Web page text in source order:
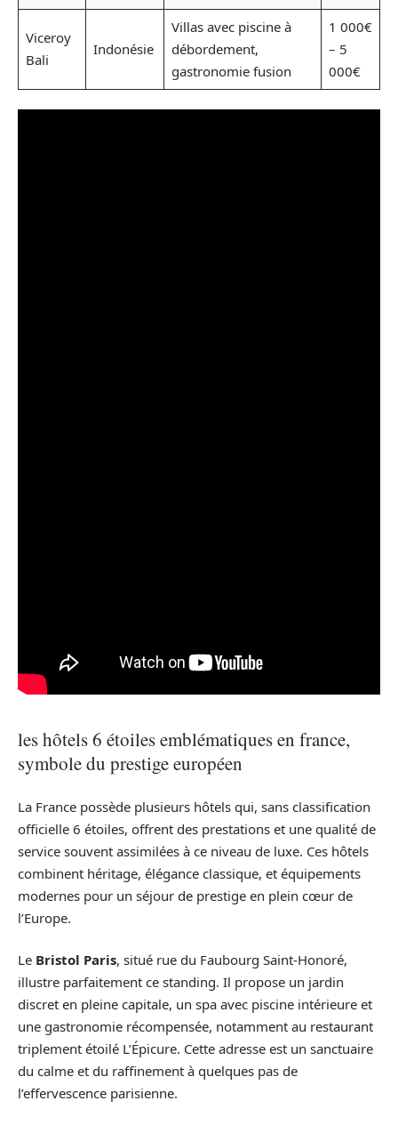
Viceroy
Bali
Indonésie
Villas avec piscine à
débordement,
gastronomie fusion
1 000€
– 5
000€
les hôtels 6 étoiles emblématiques en france,
symbole du prestige européen
La France possède plusieurs hôtels qui, sans classification
officielle 6 étoiles, offrent des prestations et une qualité de
service souvent assimilées à ce niveau de luxe. Ces hôtels
combinent héritage, élégance classique, et équipements
modernes pour un séjour de prestige en plein cœur de
l’Europe.
Le Bristol Paris, situé rue du Faubourg Saint-Honoré,
illustre parfaitement ce standing. Il propose un jardin
discret en pleine capitale, un spa avec piscine intérieure et
une gastronomie récompensée, notamment au restaurant
triplement étoilé L’Épicure. Cette adresse est un sanctuaire
du calme et du raffinement à quelques pas de
l’effervescence parisienne.